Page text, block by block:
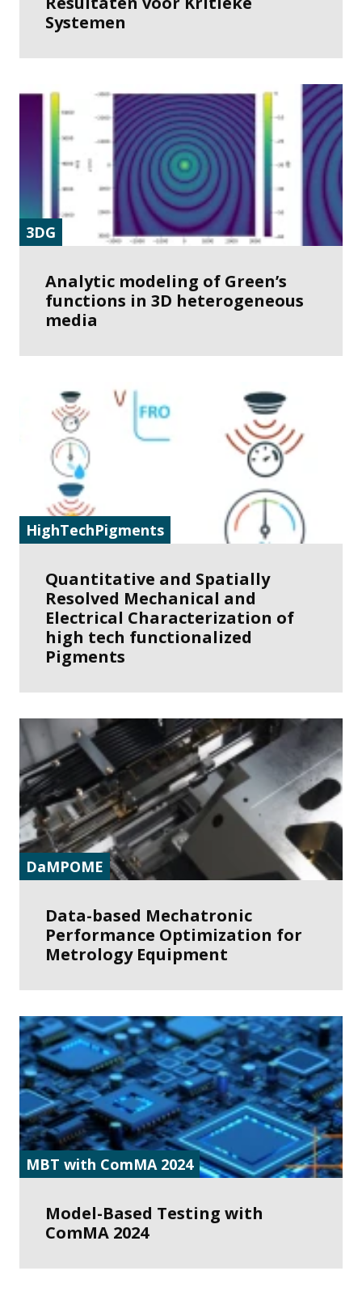
Systemen
3DG
Analytic modeling of Green’s
functions in 3D heterogeneous
media
HighTechPigments
Quantitative and Spatially
Resolved Mechanical and
Electrical Characterization of
high tech functionalized
Pigments
DaMPOME
Data-based Mechatronic
Performance Optimization for
Metrology Equipment
MBT with ComMA 2024
Model-Based Testing with
ComMA 2024